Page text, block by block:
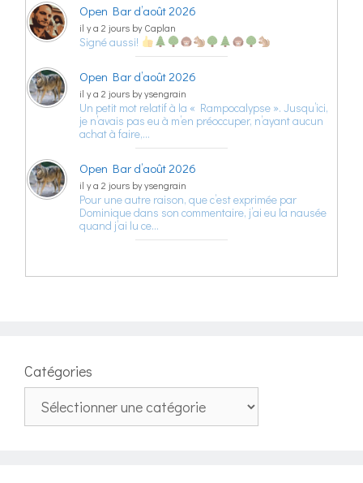
Open Bar d’août 2026
il y a 2 jours by Caplan
Signé aussi!
Open Bar d’août 2026
il y a 2 jours by ysengrain
Un petit mot relatif à la « Rampocalypse ». Jusqu’ici,
je n’avais pas eu à m’en préoccuper, n’ayant aucun
achat à faire,…
Open Bar d’août 2026
il y a 2 jours by ysengrain
Pour une autre raison, que c’est exprimée par
Dominique dans son commentaire, j’ai eu la nausée
quand j’ai lu ce…
Catégories